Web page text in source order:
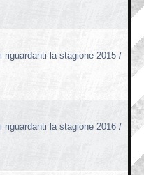
la stagione 2015 /
la stagione 2016 /